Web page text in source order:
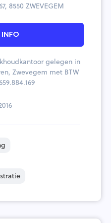
8550 ZWEVEGEM
INFO
gelegen in
Zwevegem met BTW